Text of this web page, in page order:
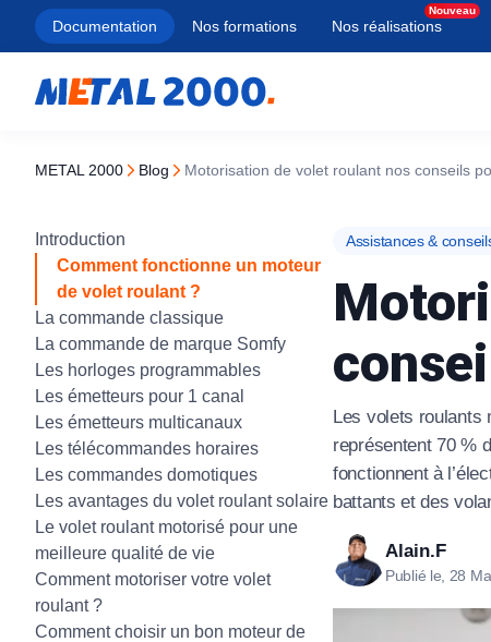
Documentation Nos formations Nos réalisations
À lames pleines
À lames micro-perforées
À lames transparentes
À tubes ondulés
Grille extensible
À tubes droits
Tous nos produits
Rideau
Porte rapide
Équipement
Tous nos
Porte sectionnelle
Porte enroulable
Porte basculante
Porte coulissante latérale
Tous nos produits
Coulissant
Tous nos
Motorisé
Rénovation
Tous nos
Ouverture de
Changement
Serrure
Tous nos
METAL 2000 blog Motorisation de volet roulant nos conseils
Introduction
Comment fonctionne un moteur
de volet roulant ?
La commande classique
La commande de marque Somfy
Les horloges programmables
Les émetteurs pour 1 canal
Les émetteurs multicanaux
Les télécommandes horaires
Les commandes domotiques
Les avantages du volet roulant solaire
Le volet roulant motorisé pour une
meilleure qualité de vie
Comment motoriser votre volet
roulant ?
Comment choisir un bon moteur de
Assistances &
Les volets roulants
représentent 70 %
fonctionnent à
battants et des
Alain.F
Publié le, 28